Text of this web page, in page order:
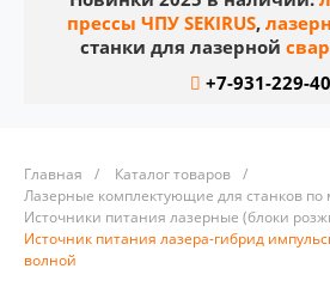
прессы ЧПУ SEKIRUS,
станки для лазерной
+7-931-229-
Главная / Каталог товаров /
Лазерные комплектующие для станков по
Источники питания лазерные (блоки
Источник питания лазера-гибрид
волной